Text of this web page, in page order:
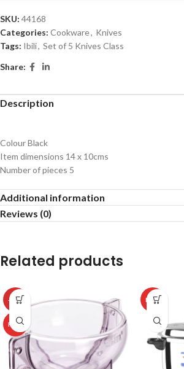
SKU: 44168
Categories: Cookware, Knives
Tags: Ibili, Set of 5 Knives Class
Share:
Description
Colour Black
Item dimensions 14 x 10cms
Number of pieces 5
Additional information
Reviews (0)
Related products
-50%
HOT
HOT